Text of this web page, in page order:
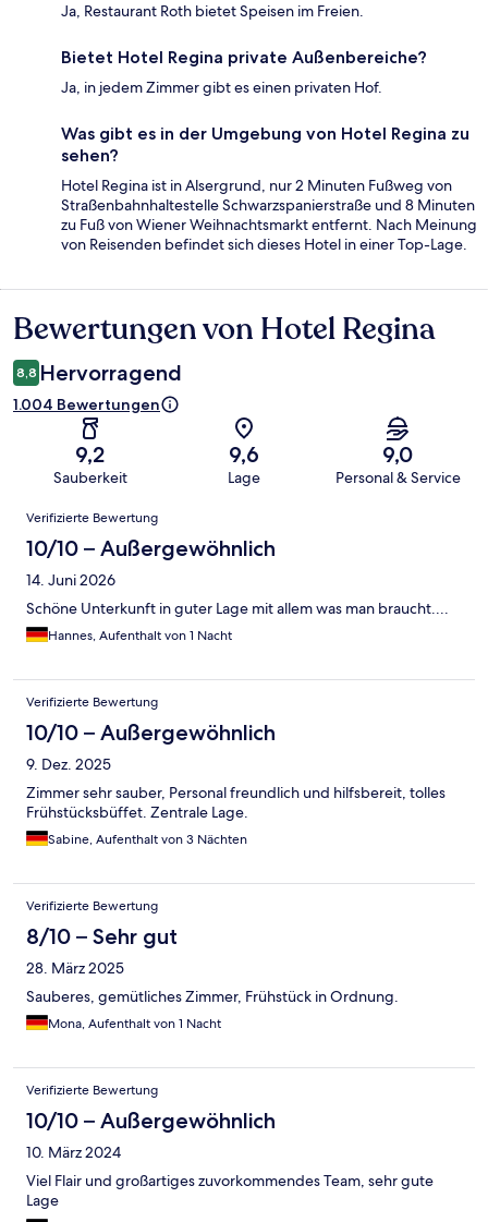
Ja, Restaurant Roth bietet Speisen im Freien.
Bietet Hotel Regina private Außenbereiche?
Ja, in jedem Zimmer gibt es einen privaten Hof.
Was gibt es in der Umgebung von Hotel Regina zu
sehen?
Hotel Regina ist in Alsergrund, nur 2 Minuten Fußweg von
Straßenbahnhaltestelle Schwarzspanierstraße und 8 Minuten
zu Fuß von Wiener Weihnachtsmarkt entfernt. Nach Meinung
von Reisenden befindet sich dieses Hotel in einer Top-Lage.
Bewertungen
Bewertungen von Hotel Regina
8,8 Hervorragend
1.004 Bewertungen
9,2
Sauberkeit
9,6
Lage
9,0
Personal & Service
Bewertungen
Verifizierte Bewertung
10/10 – Außergewöhnlich
14. Juni 2026
Schöne Unterkunft in guter Lage mit allem was man braucht....
Hannes, Aufenthalt von 1 Nacht
Verifizierte Bewertung
10/10 – Außergewöhnlich
9. Dez. 2025
Zimmer sehr sauber, Personal freundlich und hilfsbereit, tolles
Frühstücksbüffet. Zentrale Lage.
Sabine, Aufenthalt von 3 Nächten
Verifizierte Bewertung
8/10 – Sehr gut
28. März 2025
Sauberes, gemütliches Zimmer, Frühstück in Ordnung.
Mona, Aufenthalt von 1 Nacht
Verifizierte Bewertung
10/10 – Außergewöhnlich
10. März 2024
Viel Flair und großartiges zuvorkommendes Team, sehr gute
Lage